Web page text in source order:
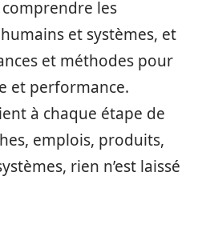
comprendre les
et systèmes, et
et méthodes pour
et performance.
à chaque étape de
emplois, produits,
rien n’est laissé